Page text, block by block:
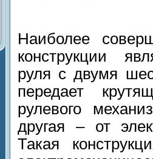
Наиболее
конструкции
руля с двумя
передает
рулевого
другая – от
Такая